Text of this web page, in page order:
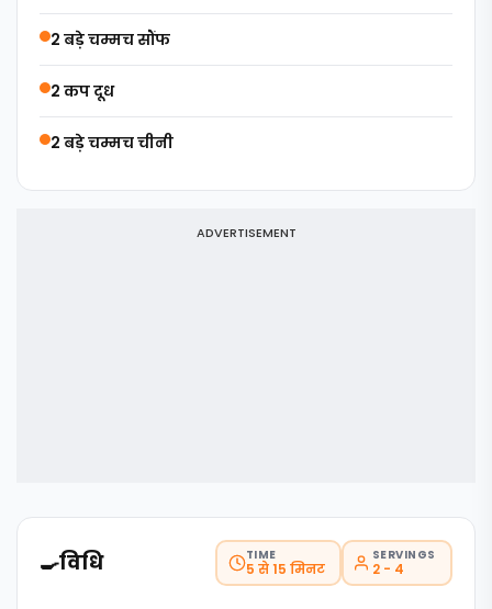
2 बड़े चम्मच सौंफ
2 कप दूध
2 बड़े चम्मच चीनी
🍳विधि TIME
5 से 15 मिनट
SERVINGS
2 - 4
ADVERTISEMENT